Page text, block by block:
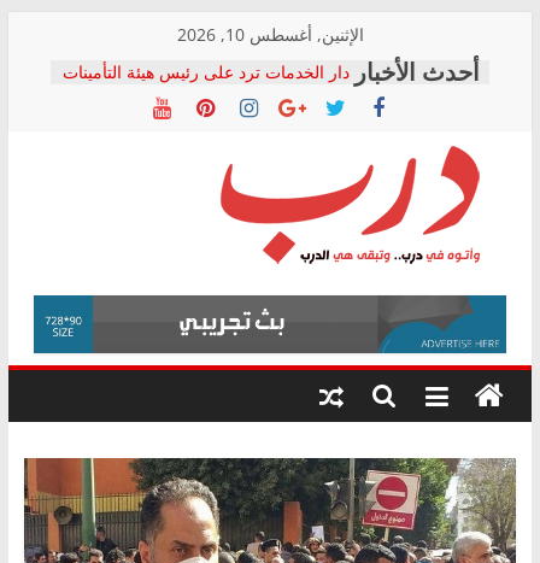
content
الإثنين, أغسطس 10, 2026
دار الخدمات ترد على رئيس هيئة التأمينات
بعد مؤتمره الصحفي: إنكار الأزمة لا ينهي
معاناة أصحاب المعاشات.. ونطالب بكشف
فرحات سليمان يكتب: القطاع الصحي إلى
أين؟
حزب التحالف الشعبي يطلق لجنة “الحق
في الصحة” بالإسكندرية لرصد الانتهاكات
ودعم المرضى
الوزاري لمدينة الصحفيين.. وانتهاء أعمال
إنشاء المبنى الإداري
المجلس القومي لحقوق الإنسان يعلن
متابعة قضية الدكتور محمد زهران.. ويؤكد:
قرينة البراءة وضمانات المحاكمة العادلة
درب
وأتوه
درب..
وتبقى
هي